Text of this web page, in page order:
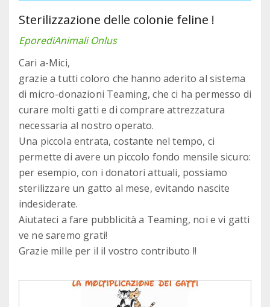
Sterilizzazione delle colonie feline !
EporediAnimali Onlus
Cari a-Mici,
grazie a tutti coloro che hanno aderito al sistema
di micro-donazioni Teaming, che ci ha permesso di
curare molti gatti e di comprare attrezzatura
necessaria al nostro operato.
Una piccola entrata, costante nel tempo, ci
permette di avere un piccolo fondo mensile sicuro:
per esempio, con i donatori attuali, possiamo
sterilizzare un gatto al mese, evitando nascite
indesiderate.
Aiutateci a fare pubblicità a Teaming, noi e vi gatti
ve ne saremo grati!
Grazie mille per il il vostro contributo !!